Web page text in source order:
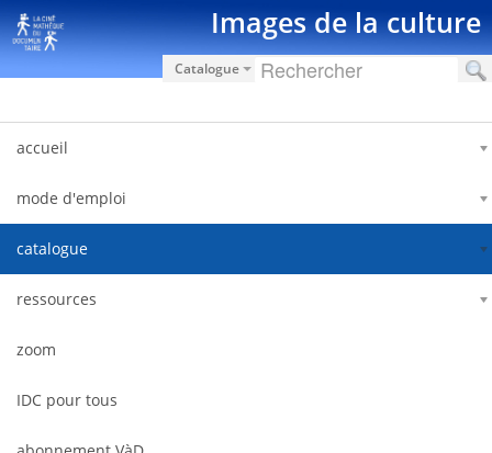
Saut au contenu Images de la culture
Catalogue
accueil
mode d'emploi
catalogue
ressources
zoom
IDC pour tous